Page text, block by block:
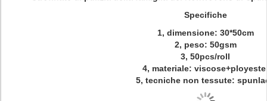
Specifiche
1, dimensione: 30*50cm
2, peso: 50gsm
3, 50pcs/roll
4, materiale:
5, tecniche non tessute: